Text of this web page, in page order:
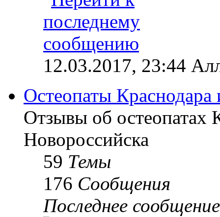
12.03.2017, 23:44
Остеопаты Краснодара
Отзывы об остеопатах
Новороссийска
59 Темы
176 Сообщения
Последнее сообщение